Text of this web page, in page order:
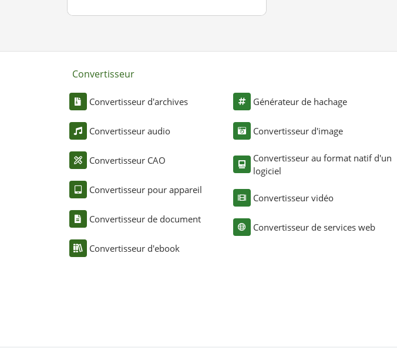
Convertisseur
Convertisseur d'archives
Convertisseur audio
Convertisseur CAO
Convertisseur pour appareil
Convertisseur de document
Convertisseur d'ebook
Générateur de hachage
Convertisseur d'image
Convertisseur au format natif d'un
logiciel
Convertisseur vidéo
Convertisseur de services web